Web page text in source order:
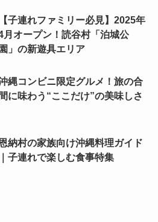
【子連れファミリー必見】2025年
月オープン！読谷村「泊城公
園」の新遊具エリア
縄コンビニ限定グルメ！旅の合
間に味わう“ここだけ”の美味しさ
納村の家族向け沖縄料理ガイド
｜子連れで楽しむ食事特集